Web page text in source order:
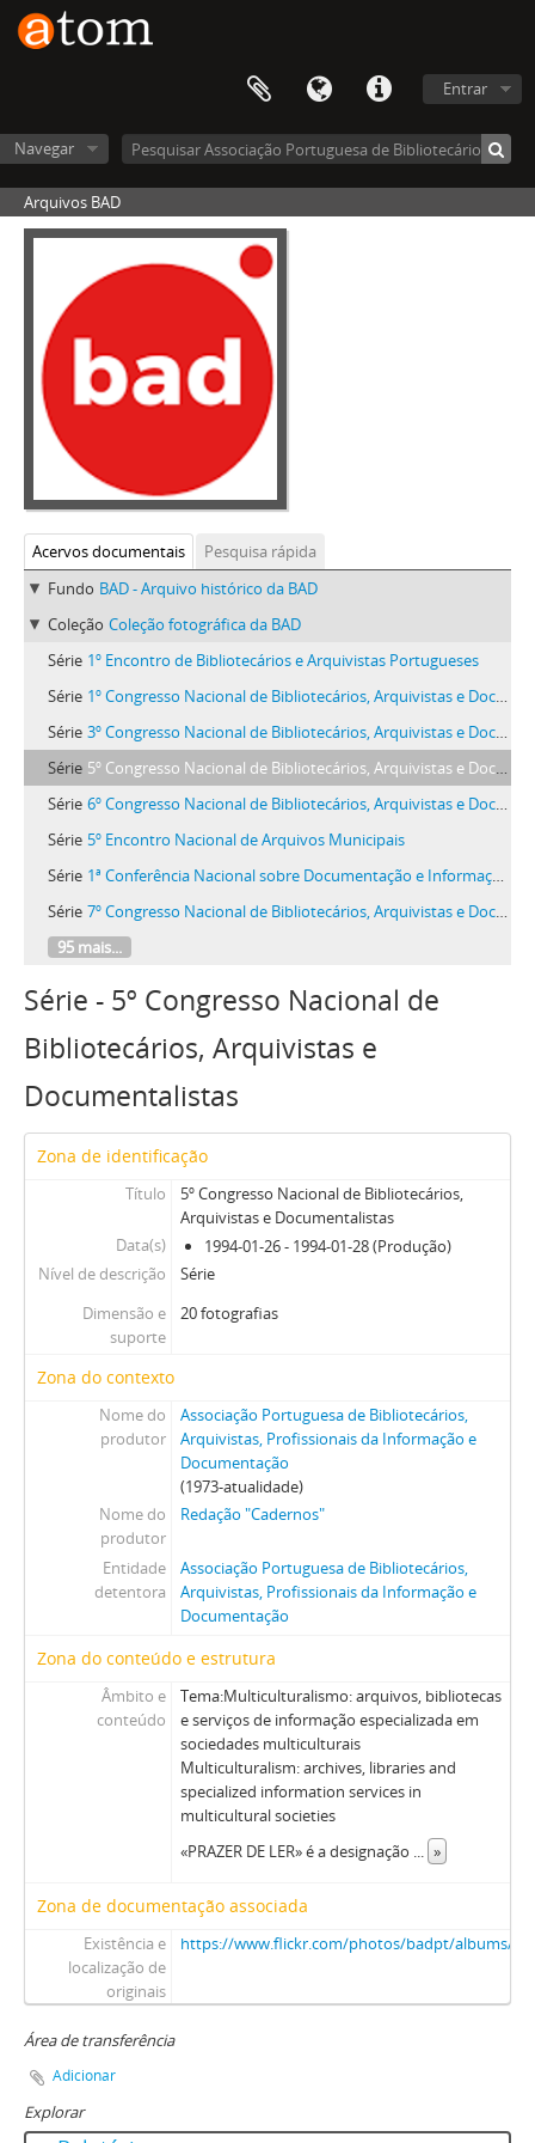
Entrar
Navegar
Arquivos BAD
Acervos documentais
Pesquisa rápida
Fundo BAD - Arquivo histórico da BAD
Coleção Coleção fotográfica da BAD
Série 1º Encontro de Bibliotecários e Arquivistas Portugueses
Série 1º Congresso Nacional de Bibliotecários, Arquivistas e Documentalistas
Série 3º Congresso Nacional de Bibliotecários, Arquivistas e Documentalistas | 1º Encontro Internacional de Bibliotecários de Língua Portuguesa
Série 5º Congresso Nacional de Bibliotecários, Arquivistas e Documentalistas
Série 6º Congresso Nacional de Bibliotecários, Arquivistas e Documentalistas
Série 5º Encontro Nacional de Arquivos Municipais
Série 1ª Conferência Nacional sobre Documentação e Informação na Administração Pública
Série 7º Congresso Nacional de Bibliotecários, Arquivistas e Documentalistas - PORTO
95 mais...
Série - 5º Congresso Nacional de
Bibliotecários, Arquivistas e
Documentalistas
Zona de identificação
Título
5º Congresso Nacional de Bibliotecários,
Arquivistas e Documentalistas
Data(s)
1994-01-26 - 1994-01-28 (Produção)
Nível de descrição
Série
Dimensão e
suporte
20 fotografias
Zona do contexto
Nome do
produtor
Associação Portuguesa de Bibliotecários,
Arquivistas, Profissionais da Informação e
Documentação
(1973-atualidade)
Nome do
produtor
Redação "Cadernos"
Entidade
detentora
Associação Portuguesa de Bibliotecários,
Arquivistas, Profissionais da Informação e
Documentação
Zona do conteúdo e estrutura
Âmbito e
conteúdo
Tema:Multiculturalismo: arquivos, bibliotecas
e serviços de informação especializada em
sociedades multiculturais
Multiculturalism: archives, libraries and
specialized information services in
multicultural societies
«PRAZER DE LER» é a designação
»
Zona de documentação associada
Existência e
localização de
originais
https://www.flickr.com/photos/badpt/albums/
Área de transferência
Adicionar
Explorar